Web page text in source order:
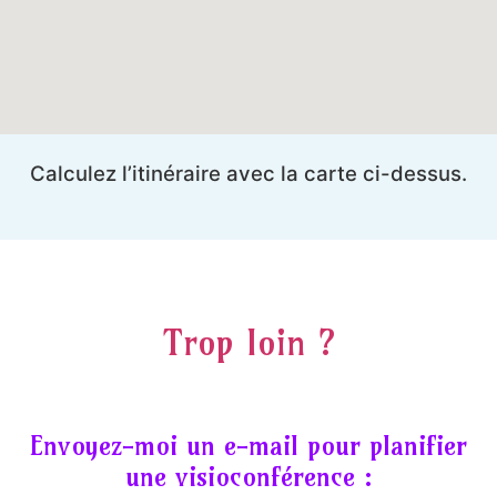
Calculez l’itinéraire avec la carte ci-dessus.
Trop loin ?
Envoyez-moi un e-mail pour planifier
une visioconférence :